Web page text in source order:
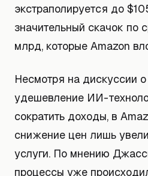
экстраполируется до
значительный скачок по
млрд, которые Amazon
Несмотря на дискуссии о
удешевление ИИ-
сократить доходы, в
снижение цен лишь
услуги. По мнению
процессы уже